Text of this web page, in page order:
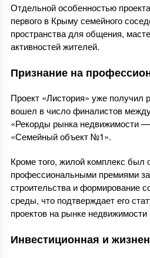
Отдельной особенностью
первого в Крыму семейного
пространства для общения,
активностей жителей.
Признание на
Проект «Листория» уже получил
вошел в число финалистов
«Рекорды рынка недвижимости
«Семейный объект №1».
Кроме того, жилой комплекс был
профессиональными премиями
строительства и формирование
среды, что подтверждает его
проектов на рынке
Инвестиционная и